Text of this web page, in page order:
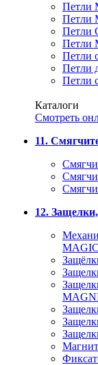
Петли
Петли
Петли
Петли
Петли
Петли
Петли
Каталоги
Смотреть
11.
12.